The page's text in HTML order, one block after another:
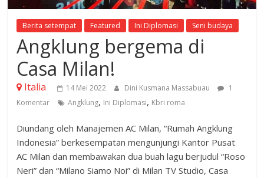
Berita setempat Featured Ini Diplomasi Seni budaya
Angklung bergema di
Casa Milan! ️
Italia 14 Mei 2022 Dini Kusmana Massabuau
1
Komentar
Angklung, Ini Diplomasi, Kbri roma
Diundang oleh Manajemen AC Milan, “Rumah Angklung
Indonesia” berkesempatan mengunjungi Kantor Pusat
AC Milan dan membawakan dua buah lagu berjudul “Roso
Neri” dan “Milano Siamo Noi” di Milan TV Studio, Casa